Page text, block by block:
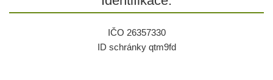
IČO 26357330
ID schránky qtm9fd